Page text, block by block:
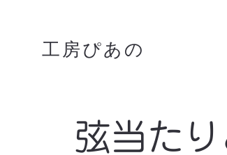
工房ぴあの
弦当た